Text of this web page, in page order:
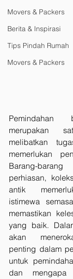
Movers & Packers
Berita & Inspirasi
Tips Pindah Rumah
Movers & Packers
Pemindahan
merupakan
melibatkan
memerlukan
Barang-
perhiasan,
antik
istimewa
memastikan
yang baik.
akan
penting dalam
untuk
dan